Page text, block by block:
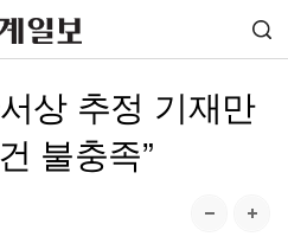
상 추정 기재만
불충족”